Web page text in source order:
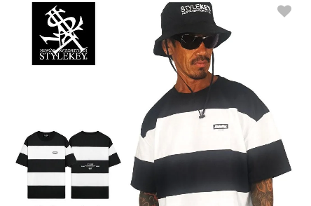
STYLEKEY スタイルキー ボーダーTシャツ BOX AREA FAT BORDE
M XL
販売価格：8,900円(税込9,790円)